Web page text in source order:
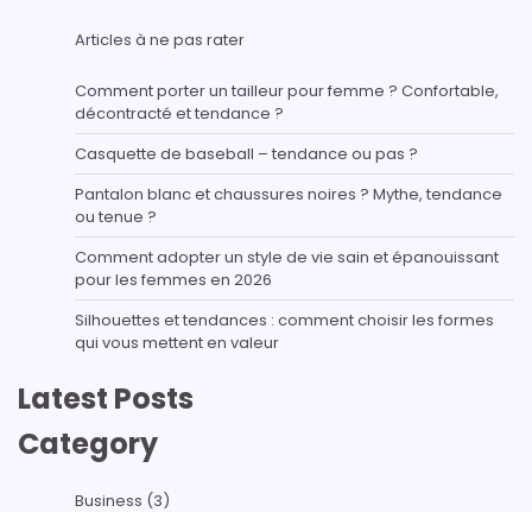
Articles à ne pas rater
Comment porter un tailleur pour femme ? Confortable,
décontracté et tendance ?
Casquette de baseball – tendance ou pas ?
Pantalon blanc et chaussures noires ? Mythe, tendance
ou tenue ?
Comment adopter un style de vie sain et épanouissant
pour les femmes en 2026
Silhouettes et tendances : comment choisir les formes
qui vous mettent en valeur
Latest Posts
Category
Business (3)